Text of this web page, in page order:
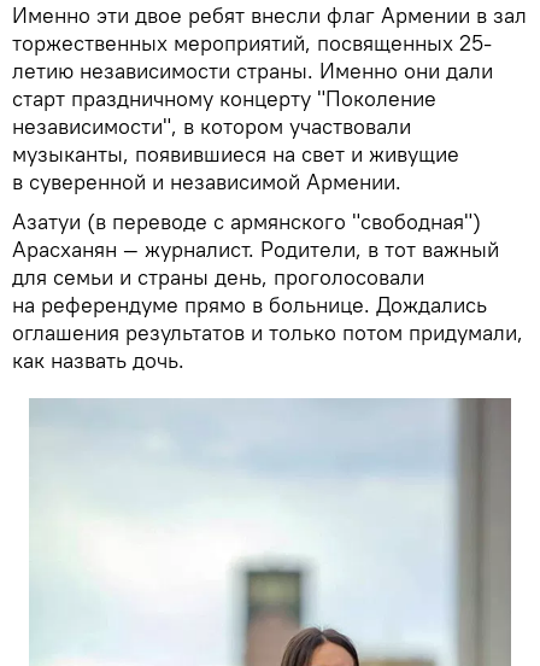
Именно эти двое ребят внесли флаг Армении в зал
торжественных мероприятий, посвященных 25-
летию независимости страны. Именно они дали
старт праздничному концерту "Поколение
независимости", в котором участвовали
музыканты, появившиеся на свет и живущие
в суверенной и независимой Армении.
Азатуи (в переводе с армянского "свободная")
Арасханян — журналист. Родители, в тот важный
для семьи и страны день, проголосовали
на референдуме прямо в больнице. Дождались
оглашения результатов и только потом придумали,
как назвать дочь.